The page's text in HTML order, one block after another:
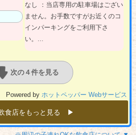
なし ：当店専用の駐車場はござい
ません。お手数ですがお近くのコ
インパーキングをご利用下さ
い。...
次の４件を見る
Powered by ホットペッパー Webサービス
食店をもっと見る ▶︎